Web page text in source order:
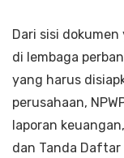
Dari sisi
di lembaga
yang harus
perusahaan,
laporan
dan Tanda Daftar